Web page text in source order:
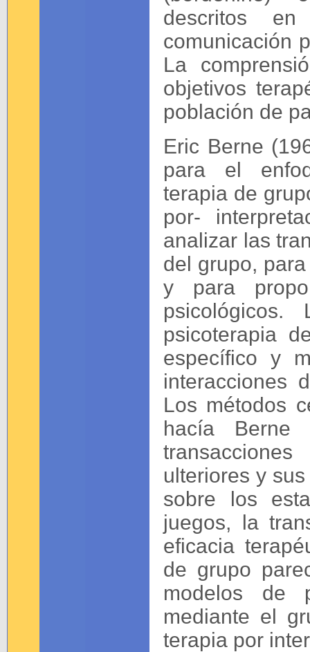
descritos
comunicación
La
objetivos
población de
Eric Berne
para el
terapia de
por-
analizar las
del grupo,
y para
psicoterapia
específico y
interacciones
Los métodos
hacía Berne
ulteriores y
sobre los
juegos, la
eficacia
de grupo
modelos de
mediante el
terapia por